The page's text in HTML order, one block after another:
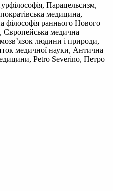
Парацельсизм,
медицина,
філософія раннього Нового
Європейська медична
людини і природи,
медичної науки, Антична
Petro Severino, Петро